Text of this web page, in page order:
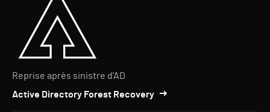
Reprise après sinistre d'AD
Active Directory Forest Recovery